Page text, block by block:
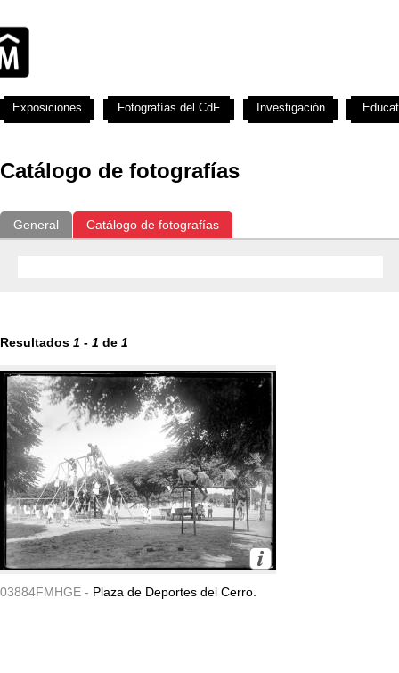
Catálogo de fotografías
General Catálogo de fotografías
Resultados 1 - 1 de 1
03884FMHGE - Plaza de Deportes del Cerro.
Exposiciones Fotografías del CdF Investigación